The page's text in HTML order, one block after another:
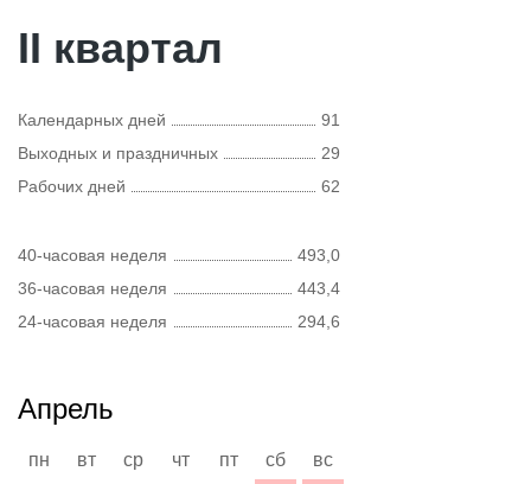
II квартал
Календарных дней
91
Выходных и праздничных
29
Рабочих дней
62
40-часовая неделя
493,0
36-часовая неделя
443,4
24-часовая неделя
294,6
Апрель
пн вт ср чт пт сб
вс